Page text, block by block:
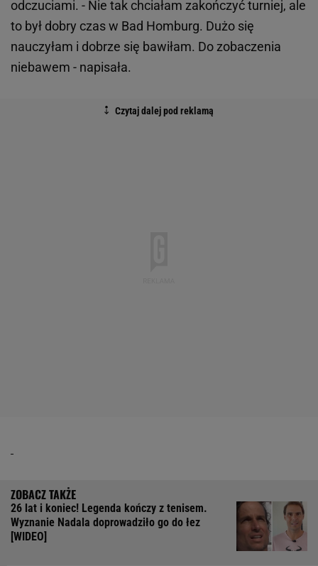
odczuciami. - Nie tak chciałam zakończyć turniej, ale
to był dobry czas w Bad Homburg. Dużo się
nauczyłam i dobrze się bawiłam. Do zobaczenia
niebawem - napisała.
26 lat i koniec! Legenda kończy z tenisem.
Wyznanie Nadala doprowadziło go do łez
[WIDEO]